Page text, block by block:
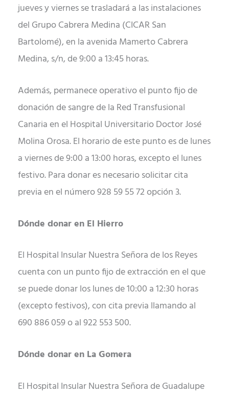
jueves y viernes se trasladará a las instalaciones
del Grupo Cabrera Medina (CICAR San
Bartolomé), en la avenida Mamerto Cabrera
Medina, s/n, de 9:00 a 13:45 horas.
Además, permanece operativo el punto fijo de
donación de sangre de la Red Transfusional
Canaria en el Hospital Universitario Doctor José
Molina Orosa. El horario de este punto es de lunes
a viernes de 9:00 a 13:00 horas, excepto el lunes
festivo. Para donar es necesario solicitar cita
previa en el número 928 59 55 72 opción 3.
Dónde donar en El Hierro
El Hospital Insular Nuestra Señora de los Reyes
cuenta con un punto fijo de extracción en el que
se puede donar los lunes de 10:00 a 12:30 horas
(excepto festivos), con cita previa llamando al
690 886 059 o al 922 553 500.
Dónde donar en La Gomera
El Hospital Insular Nuestra Señora de Guadalupe